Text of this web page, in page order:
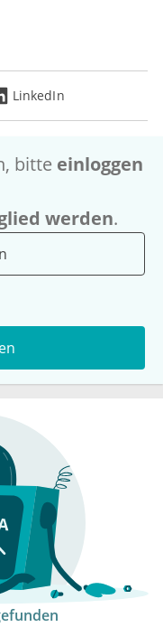
LinkedIn
bitte einloggen
werden.